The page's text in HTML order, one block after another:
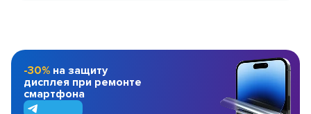
-30% на защиту
дисплея при ремонте
смартфона